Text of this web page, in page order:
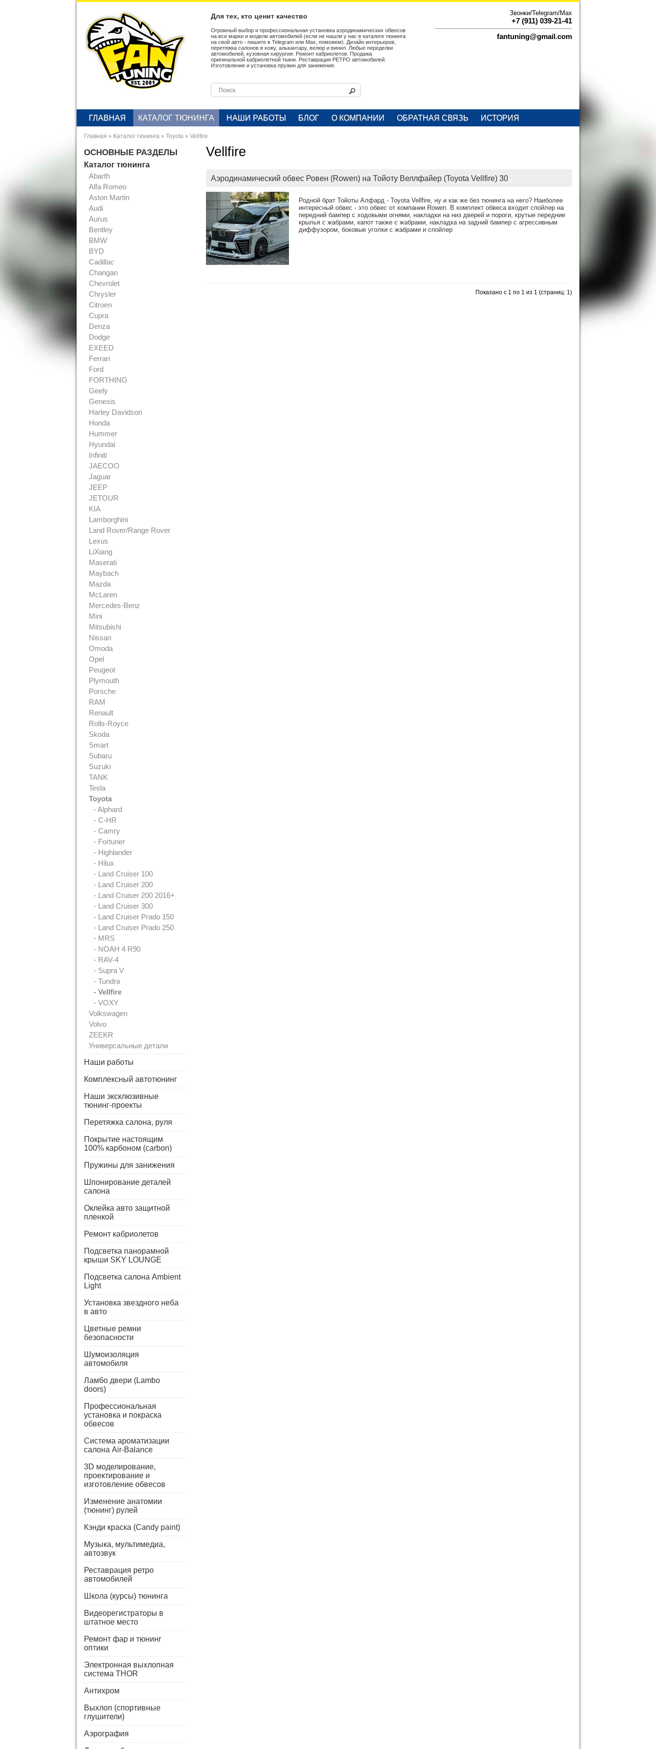
Для тех, кто ценит качество
Огромный выбор и профессиональная установка аэродинамических обвесов
на все марки и модели автомобилей (если не нашли у нас в каталоге тюнинга
на свой авто - пишите в Telegram или Max, поможем). Дизайн интерьеров,
перетяжка салонов в кожу, алькантару, велюр и винил. Любые переделки
автомобилей, кузовная хирургия. Ремонт кабриолетов. Продажа
оригинальной кабриолетной ткани. Реставрация РЕТРО автомобилей.
Изготовление и установка пружин для занижения.
Звонки/Telegram/Max
+7 (911) 039-21-41
fantuning@gmail.com
ГЛАВНАЯ КАТАЛОГ ТЮНИНГА НАШИ РАБОТЫ БЛОГ О КОМПАНИИ ОБРАТНАЯ СВЯЗЬ ИСТОРИЯ
Главная » Каталог тюнинга » Toyota » Vellfire
ОСНОВНЫЕ РАЗДЕЛЫ
Каталог тюнинга
Abarth
Alfa Romeo
Aston Martin
Audi
Aurus
Bentley
BMW
BYD
Cadillac
Changan
Chevrolet
Chrysler
Citroen
Cupra
Denza
Dodge
EXEED
Ferrari
Ford
FORTHING
Geely
Genesis
Harley Davidson
Honda
Hummer
Hyundai
Infiniti
JAECOO
Jaguar
JEEP
JETOUR
KIA
Lamborghini
Land Rover/Range Rover
Lexus
LiXiang
Maserati
Maybach
Mazda
McLaren
Mercedes-Benz
Mini
Mitsubishi
Nissan
Omoda
Opel
Peugeot
Plymouth
Porsche
RAM
Renault
Rolls-Royce
Skoda
Smart
Subaru
Suzuki
TANK
Tesla
Toyota
- Alphard
- C-HR
- Camry
- Fortuner
- Highlander
- Hilux
- Land Cruiser 100
- Land Cruiser 200
- Land Cruiser 200 2016+
- Land Cruiser 300
- Land Cruiser Prado 150
- Land Cruiser Prado 250
- MRS
- NOAH 4 R90
- RAV-4
- Supra V
- Tundra
- Vellfire
- VOXY
Volkswagen
Volvo
ZEEKR
Универсальные детали
Наши работы
Комплексный автотюнинг
Наши эксклюзивные
тюнинг-проекты
Перетяжка салона, руля
Покрытие настоящим
100% карбоном (carbon)
Пружины для занижения
Шпонирование деталей
салона
Оклейка авто защитной
пленкой
Ремонт кабриолетов
Подсветка панорамной
крыши SKY LOUNGE
Подсветка салона Ambient
Light
Установка звездного неба
в авто
Цветные ремни
безопасности
Шумоизоляция
автомобиля
Ламбо двери (Lambo
doors)
Профессиональная
установка и покраска
обвесов
Система ароматизации
салона Air-Balance
3D моделирование,
проектирование и
изготовление обвесов
Изменение анатомии
(тюнинг) рулей
Кэнди краска (Candy paint)
Музыка, мультимедиа,
автозвук
Реставрация ретро
автомобилей
Школа (курсы) тюнинга
Видеорегистраторы в
штатное место
Ремонт фар и тюнинг
оптики
Электронная выхлопная
система THOR
Антихром
Выхлоп (спортивные
глушители)
Аэрография
Vellfire
Аэродинамический обвес Ровен (Rowen) на Тойоту Веллфайер (Toyota Vellfire) 30
Родной брат Тойоты Алфард - Toyota Vellfire, ну и как же без тюнинга на него? Наиболее
интересный обвес - это обвес от компании Rowen. В комплект обвеса входит спойлер на
передний бампер с ходовыми огнями, накладки на низ дверей и пороги, крутые передние
крылья с жабрами, капот также с жабрами, накладка на задний бампер с агрессивным
диффузором, боковые уголки с жабрами и спойлер
Показано с 1 по 1 из 1 (страниц: 1)